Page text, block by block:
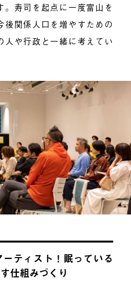
。寿司を起点に一度富山を
後関係人口を増やすための
人や行政と一緒に考えてい
ティスト！眠っている
仕組みづくり